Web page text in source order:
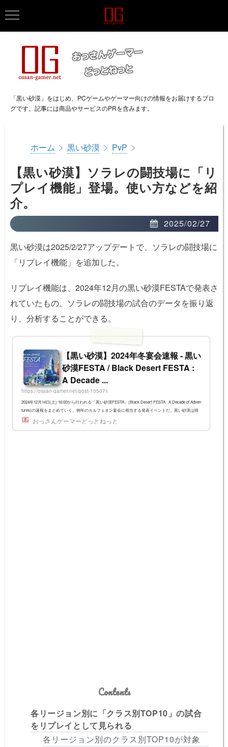
「黒い砂漠」をはじめ、PCゲームやゲーマー向けの情報をお届けするブロ
グです。記事には商品やサービスのPRを含みます。
ホーム > 黒い砂漠 > PvP >
【黒い砂漠】ソラレの闘技場に「リ
プレイ機能」登場。使い方などを紹
介。
2025/02/27
黒い砂漠は2025/2/27アップデートで、ソラレの闘技場に
「リプレイ機能」を追加した。
リプレイ機能は、2024年12月の黒い砂漠FESTAで発表さ
れていたもの。ソラレの闘技場の試合のデータを振り返
り、分析することができる。
【黒い砂漠】2024年冬宴会速報 - 黒い
砂漠FESTA / Black Desert FESTA :
A Decade ...
https://ossan-gamer.net/post-105071
2024年12月14日(土) 16:00から行われる「黒い砂漠FESTA」(Black Desert FESTA : A Decade of Adven
tures)の速報をまとめていく。例年のカルフェオン宴会に相当する発表イベントだ。黒い砂漠は韓
国での2014年のサービス開始以来、12月17日で10周年を迎える。今回は韓国・水原にある水原メッ
おっさんゲーマーどっとねっと
Contents
各リージョン別に「クラス別TOP10」の試合
をリプレイとして見られる
各リージョン別のクラス別TOP10が対象